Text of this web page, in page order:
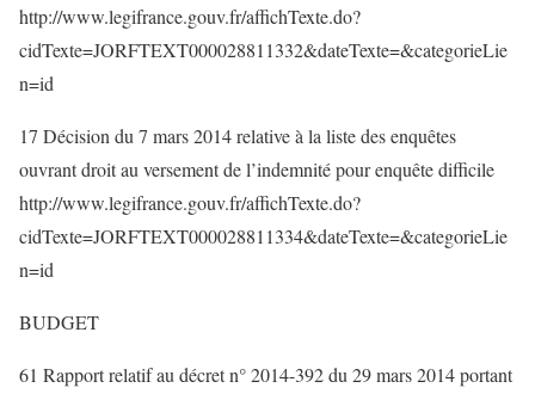
http://www.legifrance.gouv.fr/affichTexte.do?
cidTexte=JORFTEXT000028811332&dateTexte=&categorieLie
n=id
17 Décision du 7 mars 2014 relative à la liste des enquêtes
ouvrant droit au versement de l’indemnité pour enquête difficile
http://www.legifrance.gouv.fr/affichTexte.do?
cidTexte=JORFTEXT000028811334&dateTexte=&categorieLie
n=id
BUDGET
61 Rapport relatif au décret n° 2014-392 du 29 mars 2014 portant